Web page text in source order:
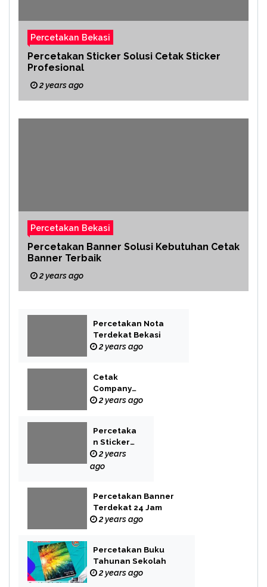
Percetakan Bekasi
Percetakan Sticker Solusi Cetak Sticker
Profesional
2 years ago
Percetakan Bekasi
Percetakan Banner Solusi Kebutuhan Cetak
Banner Terbaik
2 years ago
Percetakan Nota
Terdekat Bekasi
2 years ago
Cetak
Company
Profile Bekasi
2 years ago
Percetaka
n Sticker
Label
2 years
ago
Percetakan Banner
Terdekat 24 Jam
2 years ago
Percetakan Buku
Tahunan Sekolah
2 years ago